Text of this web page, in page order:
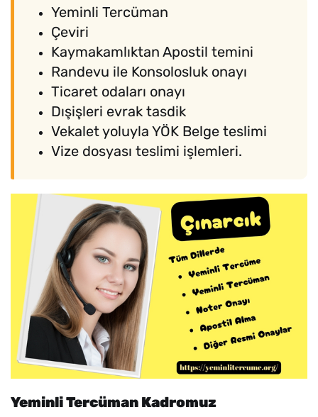
Yeminli Tercüman
Çeviri
Kaymakamlıktan Apostil temini
Randevu ile Konsolosluk onayı
Ticaret odaları onayı
Dışişleri evrak tasdik
Vekalet yoluyla YÖK Belge teslimi
Vize dosyası teslimi işlemleri.
Yeminli Tercüman Kadromuz